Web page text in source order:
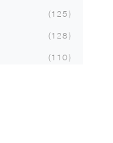
125
128
110